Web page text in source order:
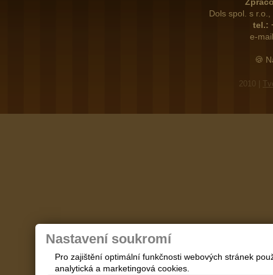
Dols spol. s
tel.:
e-
🍪
2010 |
Nastavení soukromí
Pro zajištění optimální funkčnosti webových stránek
analytická a marketingová cookies.